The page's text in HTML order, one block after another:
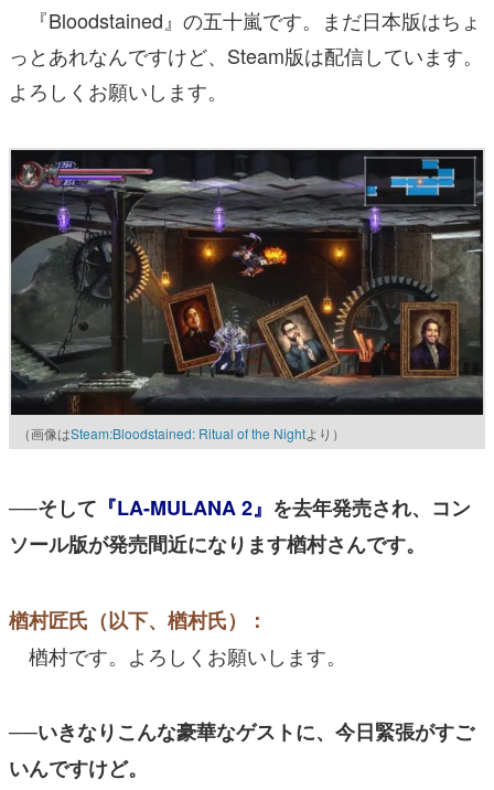
『Bloodstained』の五十嵐です。まだ日本版はちょ
っとあれなんですけど、Steam版は配信しています。
よろしくお願いします。
（画像はSteam:Bloodstained: Ritual of the Nightより）
──そして 『LA-MULANA 2』 を去年発売され、コン
ソール版が発売間近になります楢村さんです。
楢村匠氏（以下、楢村氏）：
楢村です。よろしくお願いします。
──いきなりこんな豪華なゲストに、今日緊張がすご
いんですけど。